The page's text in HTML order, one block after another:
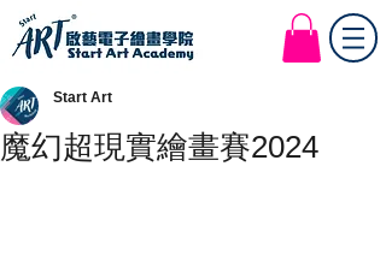
Start Art Workshop
魔幻超現實繪畫賽2024
Start Art